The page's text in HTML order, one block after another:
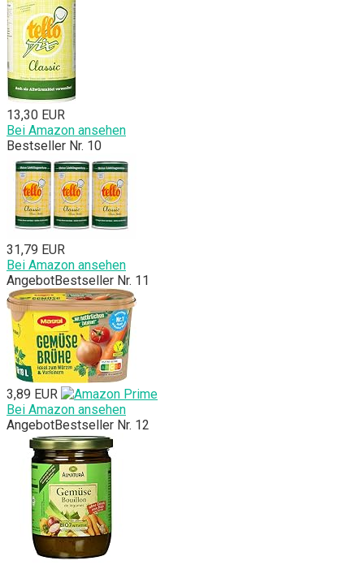
13,30 EUR
Bei Amazon ansehen
Bestseller Nr. 10
31,79 EUR
Bei Amazon ansehen
AngebotBestseller Nr. 11
3,89 EUR
Bei Amazon ansehen
AngebotBestseller Nr. 12